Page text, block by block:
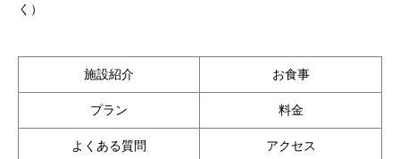
く）
施設紹介 お食事
プラン 料金
よくある質問 アクセス